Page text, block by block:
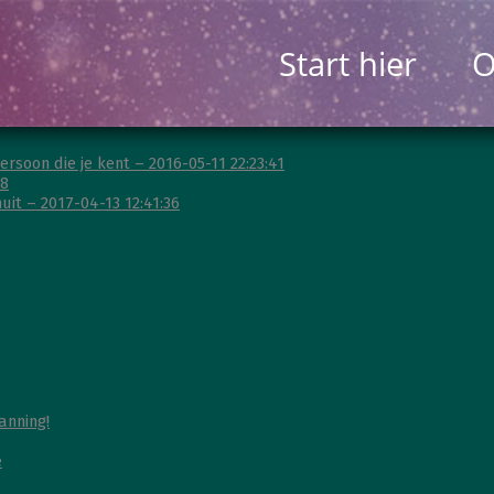
Start hier
die je kent – 2016-05-11 22:23:41
– 2017-04-13 12:41:36